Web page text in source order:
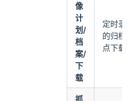
像
计
划/
档
案/
下
载
定时录 /
的归档 /
点下载
抓